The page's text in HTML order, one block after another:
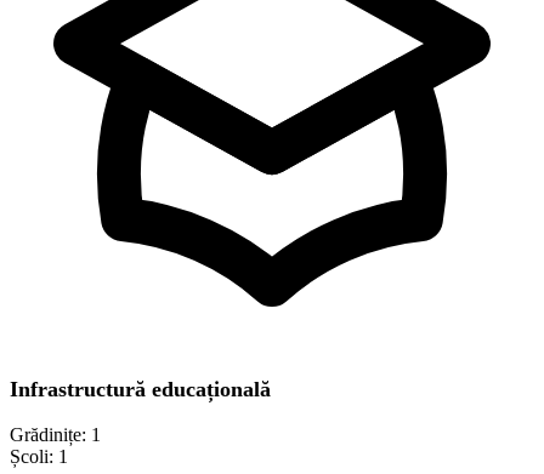
Infrastructură educațională
Grădinițe: 1
Școli: 1